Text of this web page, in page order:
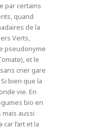
par certains
quand
de la
Verts,
pseudonyme
et le
crier gare
bien que la
vie. En
bio en
aussi
l’art et la